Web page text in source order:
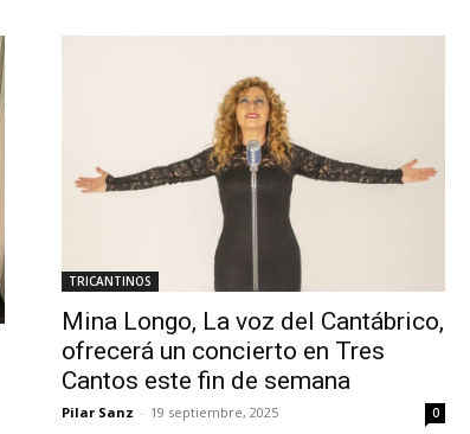
TRICANTINOS
Mina Longo, La voz del Cantábrico,
ofrecerá un concierto en Tres
Cantos este fin de semana
Pilar Sanz - 19 septiembre, 2025 0